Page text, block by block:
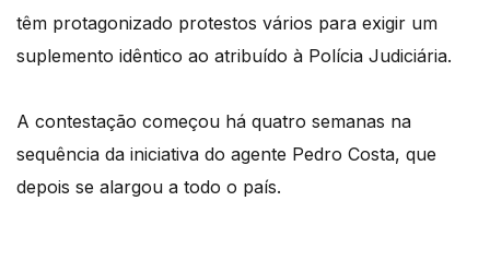
têm protagonizado protestos vários para exigir um
suplemento idêntico ao atribuído à Polícia Judiciária.
A contestação começou há quatro semanas na
sequência da iniciativa do agente Pedro Costa, que
depois se alargou a todo o país.